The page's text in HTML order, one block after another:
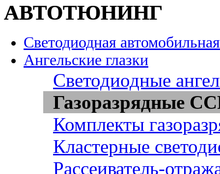
АВТОТЮНИНГ
Светодиодная
Ангельские глазки
Светодиодные
Газоразрядные
Комплекты
Кластерные
Рассеиватель-